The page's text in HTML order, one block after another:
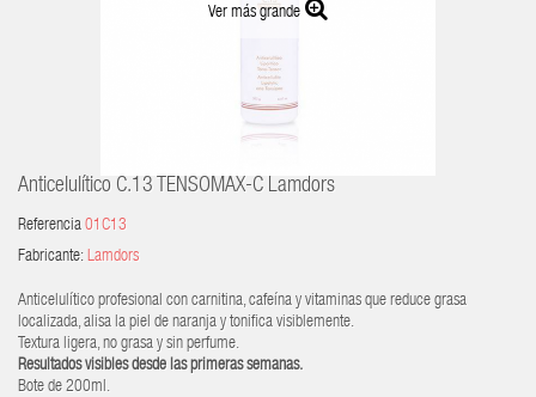
Ver más grande
Anticelulítico C.13 TENSOMAX-C Lamdors
Referencia 01C13
Fabricante: Lamdors
Anticelulítico profesional con carnitina, cafeína y vitaminas que reduce grasa
localizada, alisa la piel de naranja y tonifica visiblemente.
Textura ligera, no grasa y sin perfume.
Resultados visibles desde las primeras semanas.
Bote de 200ml.